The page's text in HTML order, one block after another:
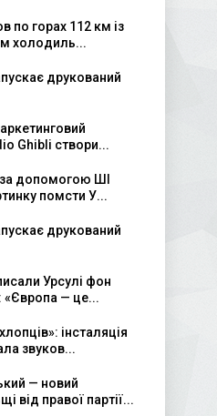
по горах 112 км із
холодиль...
друкований
Ghibli створи...
допомогою ШІ
помсти У...
друкований
Урсулі фон
«Європа — це...
інсталяція
звуков...
— новий
від правої партії...